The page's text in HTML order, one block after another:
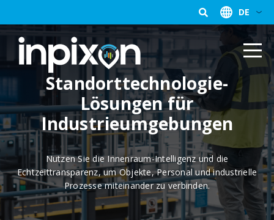
DE
Standorttechnologie-
Lösungen für
Industrieumgebungen
Nutzen Sie die Innenraum-Intelligenz und die
Echtzeittransparenz, um Objekte, Personal und industrielle
Prozesse miteinander zu verbinden.